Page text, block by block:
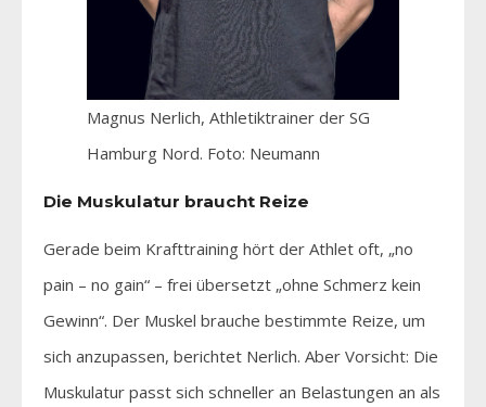
Magnus Nerlich, Athletiktrainer der SG
Hamburg Nord. Foto: Neumann
Die Muskulatur braucht Reize
Gerade beim Krafttraining hört der Athlet oft, „no
pain – no gain“ – frei übersetzt „ohne Schmerz kein
Gewinn“. Der Muskel brauche bestimmte Reize, um
sich anzupassen, berichtet Nerlich. Aber Vorsicht: Die
Muskulatur passt sich schneller an Belastungen an als